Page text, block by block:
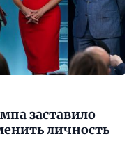
заставило
личность